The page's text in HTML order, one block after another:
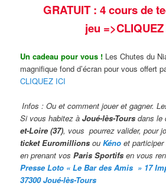
GRATUIT : 4 cours de
jeu =>CLIQUEZ
Un cadeau pour vous ! Les Chutes du
magnifique fond d’écran pour vous offert
CLIQUEZ ICI
Infos : Ou et comment jouer et gagner.
Si vous habitez àJoué-lès-Tours dans le
et-Loire (37), vous pourrez valider,pour
ticket Euromillions ouKéno et
en prenant vosParis Sportifs en vous
Presse Loto « Le Bar des Amis » 17
37300 Joué-lès-Tours